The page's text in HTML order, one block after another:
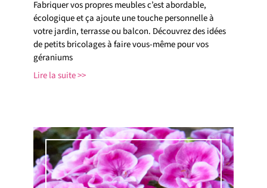
Fabriquer vos propres meubles c’est abordable,
écologique et ça ajoute une touche personnelle à
votre jardin, terrasse ou balcon. Découvrez des idées
de petits bricolages à faire vous-même pour vos
géraniums
Lire la suite